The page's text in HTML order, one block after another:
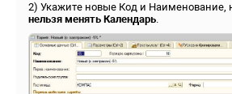
2) Укажите новые Код и Наименование,
нельзя менять Календарь.